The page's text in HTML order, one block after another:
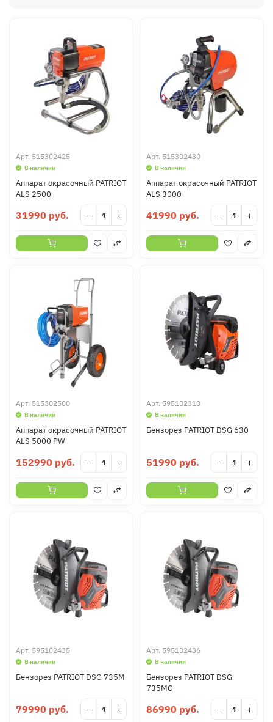
Арт. 515302425
В наличии
Аппарат окрасочный PATRIOT
ALS 2500
31990 руб. − +
Арт. 515302430
В наличии
Аппарат окрасочный PATRIOT
ALS 3000
41990 руб. − +
Арт. 515302500
В наличии
Аппарат окрасочный PATRIOT
ALS 5000 PW
152990 руб. − +
Арт. 595102310
В наличии
Бензорез PATRIOT DSG 630
51990 руб. − +
Арт. 595102435
В наличии
Бензорез PATRIOT DSG 735M
79990 руб. − +
Арт. 595102436
В наличии
Бензорез PATRIOT DSG
735MC
86990 руб. − +